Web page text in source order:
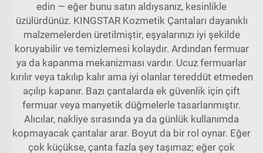
edin — eğer bunu satın aldıysanız, kesinlikle
üzülürdünüz. KINGSTAR Kozmetik Çantaları dayanıklı
malzemelerden üretilmiştir, eşyalarınızı iyi şekilde
koruyabilir ve temizlemesi kolaydır. Ardından fermuar
ya da kapanma mekanizması vardır. Ucuz fermuarlar
kırılır veya takılıp kalır ama iyi olanlar tereddüt etmeden
açılıp kapanır. Bazı çantalarda ek güvenlik için çift
fermuar veya manyetik düğmelerle tasarlanmıştır.
Alıcılar, nakliye sırasında ya da günlük kullanımda
kopmayacak çantalar arar. Boyut da bir rol oynar. Eğer
çok küçükse, çanta fazla şey taşımaz; eğer çok